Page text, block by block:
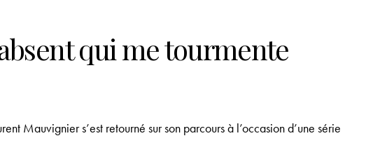
qui me tourmente
Mauvignier s’est retourné sur son parcours à l’occasion d’une série